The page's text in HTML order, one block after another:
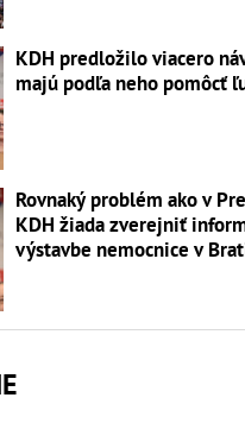
KDH predložilo viacero
majú podľa neho pomôcť
Rovnaký problém ako v
KDH žiada zverejniť
výstavbe nemocnice v